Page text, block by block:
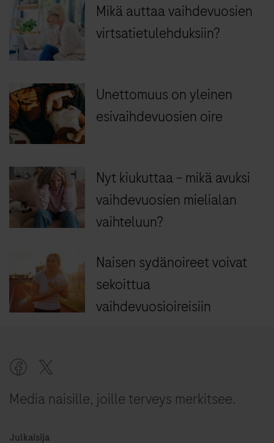
Mikä auttaa vaihdevuosien
virtsatietulehduksiin?
Unettomuus on yleinen
esivaihdevuosien oire
Nyt kiukuttaa – mikä avuksi
vaihdevuosien mielialan
vaihteluun?
Naisen sydänoireet voivat
sekoittua
vaihdevuosioireisiin
Media naisille, joille terveys merkitsee.
Julkaisija